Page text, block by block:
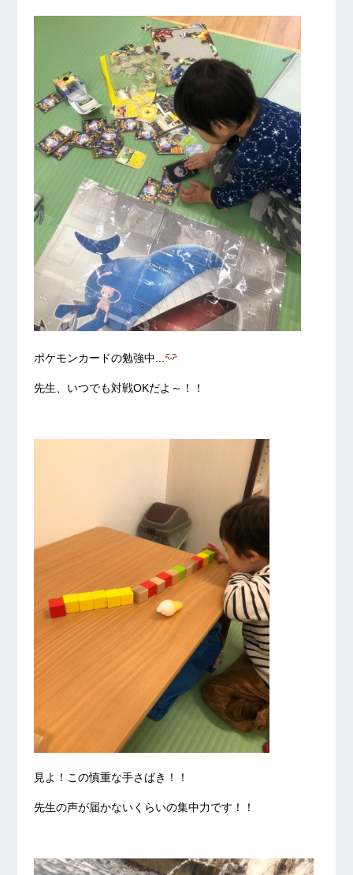
ポケモンカードの勉強中...
先生、いつでも対戦OKだよ～！！
見よ！この慎重な手さばき！！
先生の声が届かないくらいの集中力です！！